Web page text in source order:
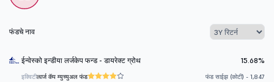
फंडचे नाव
ईन्वेस्को इन्डीया लर्जकेप फन्ड - डायरेक्ट ग्रोथ 15.68%
इक्विटीलार्ज कॅप म्युच्युअल फंड फंड साईझ (कोटी) - 1,847